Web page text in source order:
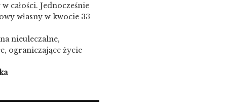
całości. Jednocześnie
własny w kwocie 33
nieuleczalne,
ograniczające życie